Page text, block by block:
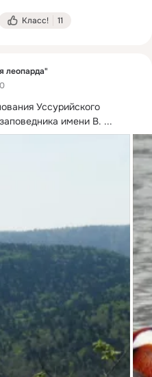
Класс! 11
леопарда"
Уссурийского
имени В. ...